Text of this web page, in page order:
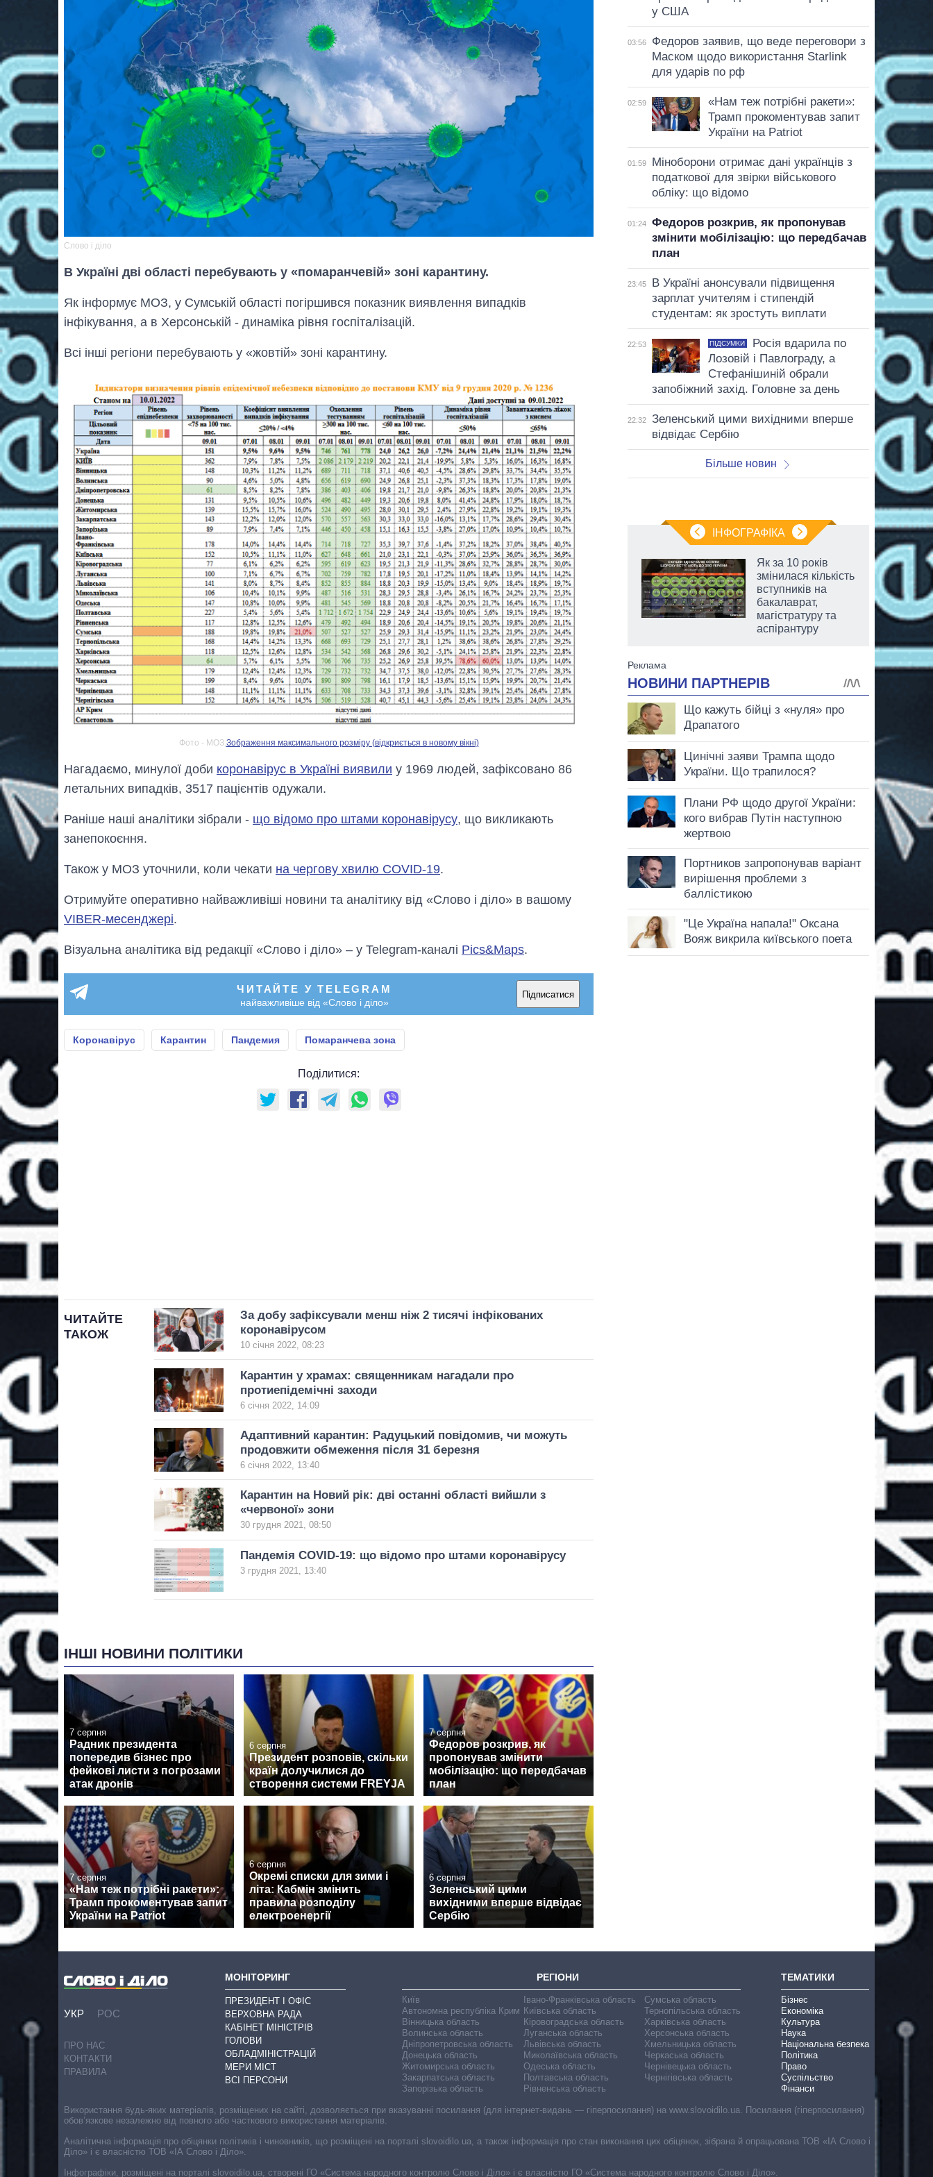
Слово і діло
В Україні дві області перебувають у «помаранчевій» зоні карантину.
Як інформує МОЗ, у Сумській області погіршився показник виявлення випадків
інфікування, а в Херсонській - динаміка рівня госпіталізацій.
Всі інші регіони перебувають у «жовтій» зоні карантину.
Фото - МОЗ.Зображення максимального розміру (відкриється в новому вікні)
Нагадаємо, минулої доби коронавірус в Україні виявили у 1969 людей, зафіксовано 86
летальних випадків, 3517 пацієнтів одужали.
Раніше наші аналітики зібрали - що відомо про штами коронавірусу, що викликають
занепокоєння.
Також у МОЗ уточнили, коли чекати на чергову хвилю COVID-19.
Отримуйте оперативно найважливіші новини та аналітику від «Слово і діло» в вашому
VIBER-месенджері.
Візуальна аналітика від редакції «Слово і діло» – у Telegram-каналі Pics&Maps.
ЧИТАЙТЕ У TELEGRAM
найважливіше від «Слово і діло»
Підписатися
Коронавірус Карантин Пандемия Помаранчева зона
Поділитися:
ЧИТАЙТЕ
ТАКОЖ
За добу зафіксували менш ніж 2 тисячі інфікованих
коронавірусом
10 січня 2022, 08:23
Карантин у храмах: священникам нагадали про
протиепідемічні заходи
6 січня 2022, 14:09
Адаптивний карантин: Радуцький повідомив, чи можуть
продовжити обмеження після 31 березня
6 січня 2022, 13:40
Карантин на Новий рік: дві останні області вийшли з
«червоної» зони
30 грудня 2021, 08:50
Пандемія COVID-19: що відомо про штами коронавірусу
3 грудня 2021, 13:40
ІНШІ НОВИНИ ПОЛІТИКИ
7 серпня
Радник президента
попередив бізнес про
фейкові листи з погрозами
атак дронів
6 серпня
Президент розповів, скільки
країн долучилися до
створення системи FREYJA
7 серпня
Федоров розкрив, як
пропонував змінити
мобілізацію: що передбачав
план
7 серпня
«Нам теж потрібні ракети»:
Трамп прокоментував запит
України на Patriot
6 серпня
Окремі списки для зими і
літа: Кабмін змінить
правила розподілу
електроенергії
6 серпня
Зеленський цими
вихідними вперше відвідає
Сербію
у США
03:56
Федоров заявив, що веде переговори з
Маском щодо використання Starlink
для ударів по рф
02:59
«Нам теж потрібні ракети»:
Трамп прокоментував запит
України на Patriot
01:59
Міноборони отримає дані українців з
податкової для звірки військового
обліку: що відомо
01:24
Федоров розкрив, як пропонував
змінити мобілізацію: що передбачав
план
23:45
В Україні анонсували підвищення
зарплат учителям і стипендій
студентам: як зростуть виплати
22:53 ПІДСУМКИ
Росія вдарила по
Лозовій і Павлограду, а
Стефанішиній обрали
запобіжний захід. Головне за день
22:32
Зеленський цими вихідними вперше
відвідає Сербію
Більше новин
ІНФОГРАФІКА
Вісім масованих
ударів по Україні
за літо: Київ та
область стали
головною ціллю
рф
Як за 10 років
змінилася кількість
вступників на
бакалаврат,
магістратуру та
аспірантуру
УКР РОС
ПРО НАС
КОНТАКТИ
ПРАВИЛА
МОНІТОРИНГ
ПРЕЗИДЕНТ І ОФІС
ВЕРХОВНА РАДА
КАБІНЕТ МІНІСТРІВ
ГОЛОВИ
ОБЛАДМІНІСТРАЦІЙ
МЕРИ МІСТ
ВСІ ПЕРСОНИ
РЕГІОНИ
Київ
Автономна республіка Крим
Вінницька область
Волинська область
Дніпропетровська область
Донецька область
Житомирська область
Закарпатська область
Запорізька область
Івано-Франківська область
Київська область
Кіровоградська область
Луганська область
Львівська область
Миколаївська область
Одеська область
Полтавська область
Рівненська область
Сумська область
Тернопільська область
Харківська область
Херсонська область
Хмельницька область
Черкаська область
Чернівецька область
Чернігівська область
ТЕМАТИКИ
Бізнес
Економіка
Культура
Наука
Національна безпека
Політика
Право
Суспільство
Фінанси
Використання будь-яких матеріалів, розміщених на сайті, дозволяється при вказуванні посилання (для інтернет-видань — гіперпосилання) на www.slovoidilo.ua. Посилання (гіперпосилання)
обов’язкове незалежно від повного або часткового використання матеріалів.
Аналітична інформація про обіцянки політиків і чиновників, що розміщені на порталі slovoidilo.ua, а також інформація про стан виконання цих обіцянок, зібрана й опрацьована ТОВ «ІА Слово і
Діло» і є власністю ТОВ «ІА Слово і Діло».
Інфографіки, розміщені на порталі slovoidilo.ua, створені ГО «Система народного контролю Слово і Діло» і є власністю ГО «Система народного контролю Слово і Діло».